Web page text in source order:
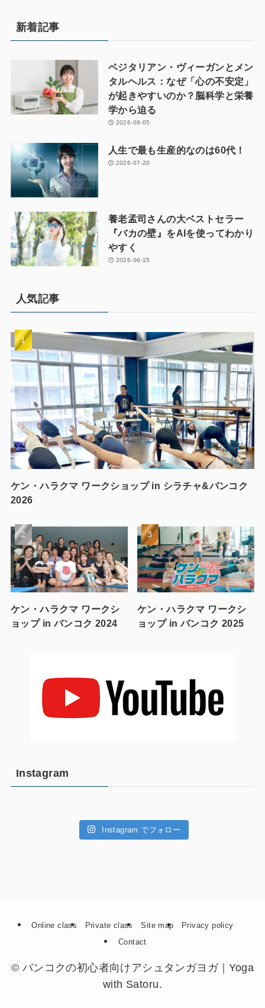
新着記事
ベジタリアン・ヴィーガンとメン
タルヘルス：なぜ「心の不安定」
が起きやすいのか？脳科学と栄養
学から迫る
2026-08-05
人生で最も生産的なのは60代！
2026-07-20
養老孟司さんの大ベストセラー
『バカの壁』をAIを使ってわかり
やすく
2026-06-15
人気記事
ケン・ハラクマ ワークショップ in シラチャ&バンコク
2026
ケン・ハラクマ ワークシ
ョップ in バンコク 2024
ケン・ハラクマ ワークシ
ョップ in バンコク 2025
Instagram
Instagram でフォロー
Online class Private class Site map
Privacy policy
Contact
© バンコクの初心者向けアシュタンガヨガ｜Yoga
with Satoru.